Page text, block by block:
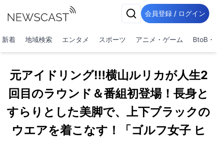
会員登録 / ログイン
新着 地域検索 エンタメ スポーツ アニメ・ゲーム BtoB・
元アイドリング!!!横山ルリカが人生2
回目のラウンド＆番組初登場！長身と
すらりとした美脚で、上下ブラックの
ウエアを着こなす！「ゴルフ女子 ヒ